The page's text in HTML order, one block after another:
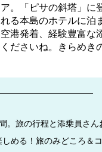
。「ピサの斜塔」に
る本島のホテルに
港発着、経験豊富
ださいね。きらめき
。旅の行程と添乗員さん
める！旅のみどころ＆